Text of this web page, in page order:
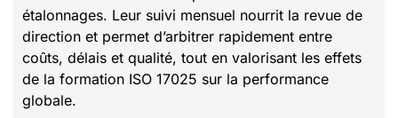
étalonnages. Leur suivi mensuel nourrit la revue de
direction et permet d’arbitrer rapidement entre
coûts, délais et qualité, tout en valorisant les effets
de la formation ISO 17025 sur la performance
globale.